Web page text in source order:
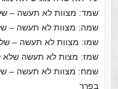
שמד: מצוות לא תעשה –
שמה: מצוות לא תעשה –
שמו: מצוות לא תעשה –
שמז: מצות לא תעשה שלא
שמח: מצוות לא תעשה –
בפרך